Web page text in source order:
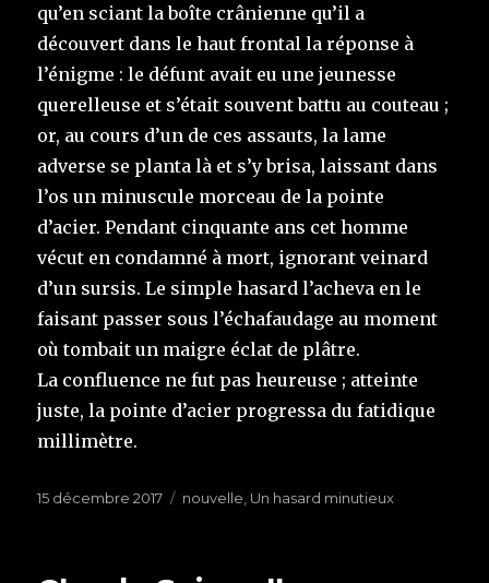
qu’en sciant la boîte crânienne qu’il a
découvert dans le haut frontal la réponse à
l’énigme : le défunt avait eu une jeunesse
querelleuse et s’était souvent battu au couteau ;
or, au cours d’un de ces assauts, la lame
adverse se planta là et s’y brisa, laissant dans
l’os un minuscule morceau de la pointe
d’acier. Pendant cinquante ans cet homme
vécut en condamné à mort, ignorant veinard
d’un sursis. Le simple hasard l’acheva en le
faisant passer sous l’échafaudage au moment
où tombait un maigre éclat de plâtre.
La confluence ne fut pas heureuse ; atteinte
juste, la pointe d’acier progressa du fatidique
millimètre.
Publié
15 décembre 2017 Étiquettes
nouvelle Un hasard minutieux